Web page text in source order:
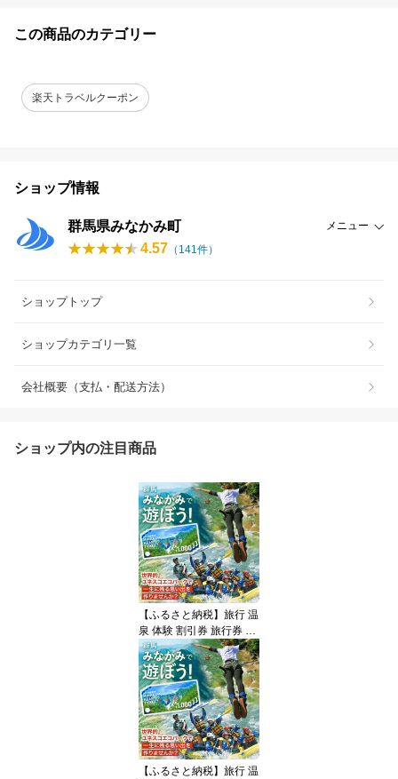
この商品のカテゴリー
楽天トラベルクーポン
ショップ情報
群馬県みなかみ町 メニュー
4.57 （ 141件）
ショップトップ
ショップカテゴリ一覧
会社概要（支払・配送方法）
ショップ内の注目商品
【ふるさと納税】旅行 温
泉 体験 割引券 旅行券 商
品券 グルメ スキー スノ
ボ 食べる 泊まる 遊ぶ 買
う アクティビティ 群馬
みなかみ町 ふるさと納税
感謝券 MINAKAMI HEAR
T TICKET ミナカミハー
トチケット 3,000円分
【ふるさと納税】旅行 温